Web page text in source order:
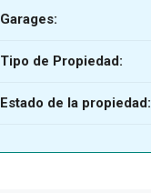
Garages:
Tipo de Propiedad:
Estado de la propiedad: